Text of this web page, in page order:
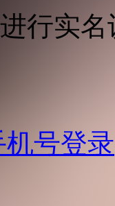
行实名
机号登录